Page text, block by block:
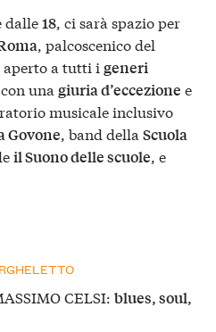
dalle18, ci sarà spazio per
, palcoscenico del
aperto a tutti i generi
con una giuria d’eccezione e
musicale inclusivo
Govone, band della Scuola
il Suono delle scuole, e
CELSI: blues, soul,